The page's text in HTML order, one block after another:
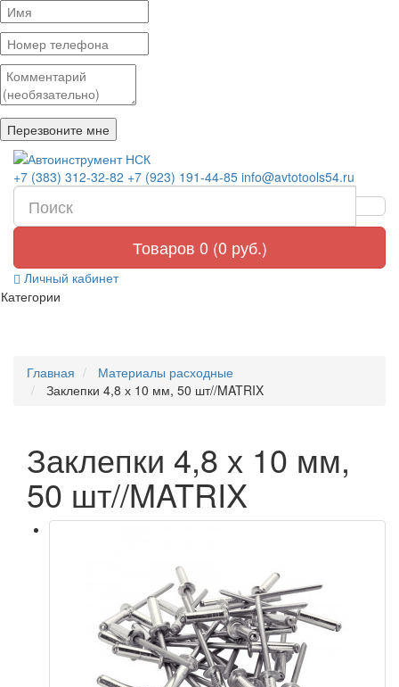
+7 (383) 312-32-82 +7 (923) 191-44-85 info@avtotools54.ru
Товаров 0 (0 руб.)
Личный кабинет
Категории
Главная
Материалы расходные
Заклепки 4,8 х 10 мм, 50 шт//MATRIX
Заклепки 4,8 х 10 мм,
50 шт//MATRIX